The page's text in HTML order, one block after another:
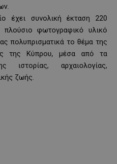
έχει συνολική έκταση 220
πλούσιο φωτογραφικό υλικό
πολυπρισματικά το θέμα της
της Κύπρου, μέσα από τα
ιστορίας, αρχαιολογίας,
ζωής.